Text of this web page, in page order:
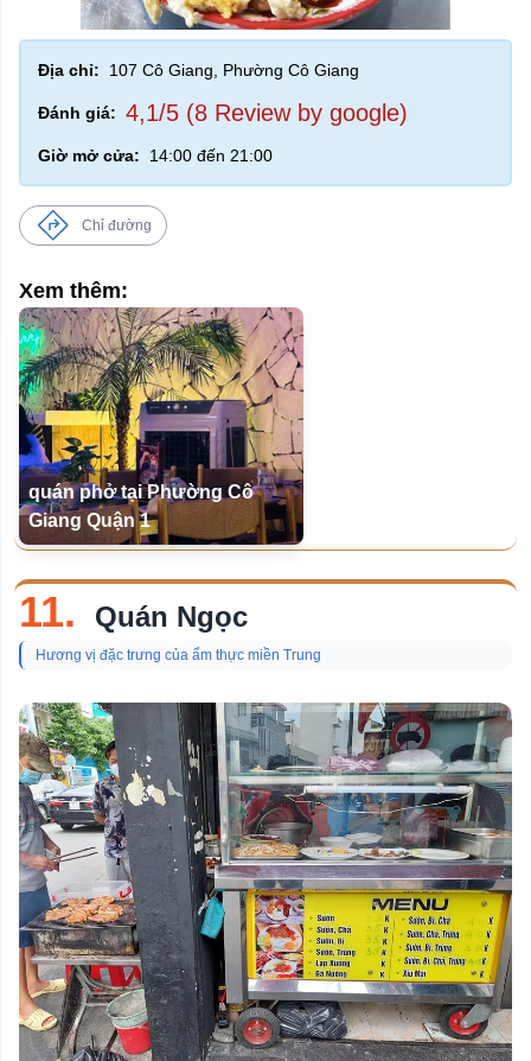
Địa chỉ: 107 Cô Giang, Phường Cô Giang
Đánh giá: 4,1/5 (8 Review by google)
Giờ mở cửa: 14:00 đến 21:00
Chỉ đường
Xem thêm:
quán phở tại Phường Cô
Giang Quận 1
11. Quán Ngọc
Hương vị đặc trưng của ẩm thực miền Trung